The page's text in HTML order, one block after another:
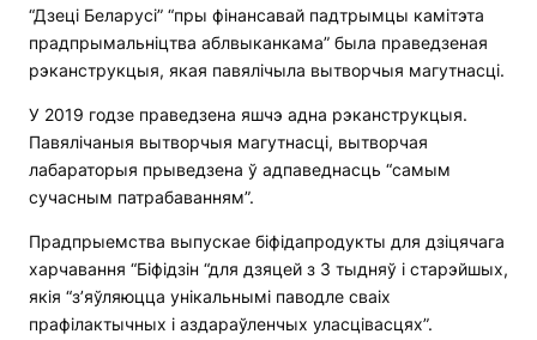
“Дзеці Беларусі” “пры фінансавай падтрымцы камітэта
прадпрымальніцтва аблвыканкама” была праведзеная
рэканструкцыя, якая павялічыла вытворчыя магутнасці.
У 2019 годзе праведзена яшчэ адна рэканструкцыя.
Павялічаныя вытворчыя магутнасці, вытворчая
лабараторыя прыведзена ў адпаведнасць “самым
сучасным патрабаванням”.
Прадпрыемства выпускае біфідапродукты для дзіцячага
харчавання “Біфідзін “для дзяцей з 3 тыдняў і старэйшых,
якія “з’яўляюцца унікальнымі паводле сваіх
прафілактычных і аздараўленчых уласцівасцях”.